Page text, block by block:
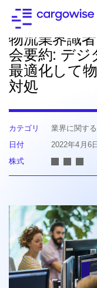
ニュースに戻る
物流業界識
会要約: デジ
最適化して
対処
カテゴリ
業界に関す
日付
2022年4月6日
株式